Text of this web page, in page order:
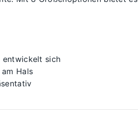
entwickelt sich
Hals